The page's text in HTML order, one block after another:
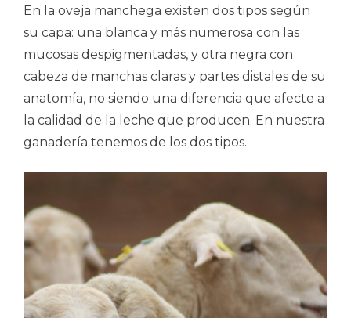
En la oveja manchega existen dos tipos según
su capa: una blanca y más numerosa con las
mucosas despigmentadas, y otra negra con
cabeza de manchas claras y partes distales de su
anatomía, no siendo una diferencia que afecte a
la calidad de la leche que producen. En nuestra
ganadería tenemos de los dos tipos.